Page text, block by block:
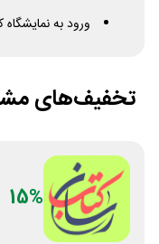
ورود به
تخفیف‌های
15%